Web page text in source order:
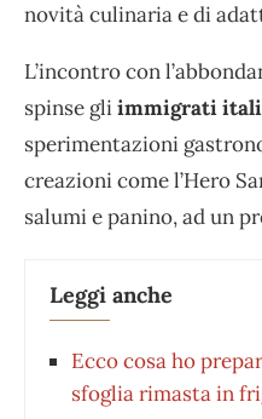
novità culinaria e di
L’incontro con
spinse gliimmigrati
sperimentazioni
creazioni come l’Hero
salumi e panino, ad un
Leggi anche
Ecco cosa ho
sfoglia rimasta in